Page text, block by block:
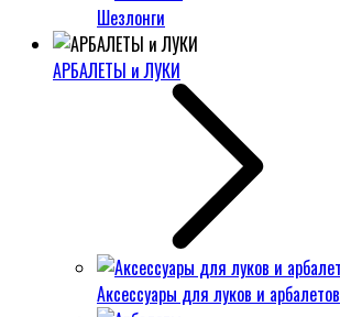
Шезлонги
АРБАЛЕТЫ и ЛУКИ
Аксессуары для луков и арбалетов